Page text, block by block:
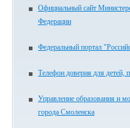
Официальный сайт
Федерации
Федеральный портал
Телефон доверия для детей,
Управление образования и
города Смоленска